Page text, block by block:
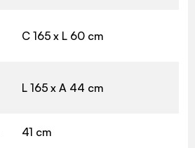
C 165 x L 60 cm
L 165 x A 44 cm
41 cm